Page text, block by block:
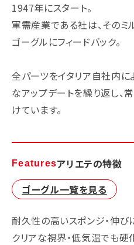
1947年にスタート。
軍需産業である社は、そのミ
ゴーグルにフィードバック。
全パーツをイタリア自社内に
なアップデートを繰り返し、
けています。
Featuresアリエテの特徴
ゴーグル一覧を見る
耐久性の高いスポンジ・伸び
クリアな視界・低気温でも硬